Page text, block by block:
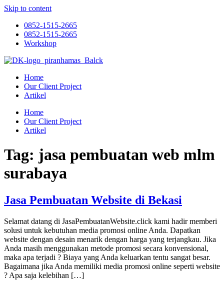
Skip to content
0852-1515-2665
0852-1515-2665
Workshop
Home
Our Client Project
Artikel
Home
Our Client Project
Artikel
Tag: jasa pembuatan web mlm
surabaya
Jasa Pembuatan Website di Bekasi
Selamat datang di JasaPembuatanWebsite.click kami hadir memberi
solusi untuk kebutuhan media promosi online Anda. Dapatkan
website dengan desain menarik dengan harga yang terjangkau. Jika
Anda masih menggunakan metode promosi secara konvensional,
maka apa terjadi ? Biaya yang Anda keluarkan tentu sangat besar.
Bagaimana jika Anda memiliki media promosi online seperti website
? Apa saja kelebihan […]